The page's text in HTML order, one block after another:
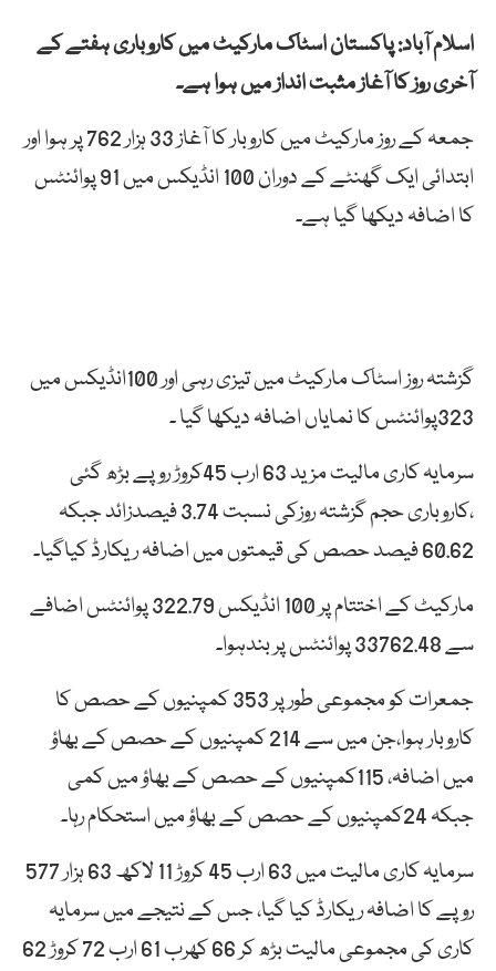
اسلام آباد: پاکستان اسٹاک مارکیٹ میں کاروباری ہفتے کے
آخری روز کا آغاز مثبت انداز میں ہوا ہے۔
جمعہ کے روز مارکیٹ میں کاروبار کا آغاز 33 ہزار 762 پر ہوا اور
ابتدائی ایک گھنٹے کے دوران 100 انڈیکس میں 91 پوائنٹس
کا اضافہ دیکھا گیا ہے۔
گزشتہ روز اسٹاک مارکیٹ میں تیزی رہی اور 100انڈیکس میں
323پوائنٹس کا نمایاں اضافہ دیکھا گیا ۔
سرمایہ کاری مالیت مزید 63 ارب 45کروڑ روپے بڑھ گئی
،کاروباری حجم گزشتہ روزکی نسبت 3.74 فیصدزائد جبکہ
60.62 فیصد حصص کی قیمتوں میں اضافہ ریکارڈ کیاگیا۔
مارکیٹ کے اختتام پر 100 انڈیکس 322.79 پوائنٹس اضافے
سے 33762.48 پوائنٹس پر بندہوا۔
جمعرات کو مجموعی طورپر 353 کمپنیوں کے حصص کا
کاروبار ہوا،جن میں سے 214 کمپنیوں کے حصص کے بھاؤ
میں اضافہ، 115کمپنیوں کے حصص کے بھاؤ میں کمی
جبکہ 24کمپنیوں کے حصص کے بھاؤ میں استحکام رہا۔
سرمایہ کاری مالیت میں 63 ارب 45 کروڑ 11 لاکھ 63 ہزار 577
روپے کا اضافہ ریکارڈ کیا گیا، جس کے نتیجے میں سرمایہ
کاری کی مجموعی مالیت بڑھ کر 66 کھرب 61 ارب 72 کروڑ 62